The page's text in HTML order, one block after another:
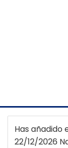
Has añadido
22/12/2026